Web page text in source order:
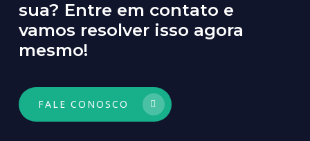
sua? Entre em contato e
vamos resolver isso agora
mesmo!
FALE CONOSCO